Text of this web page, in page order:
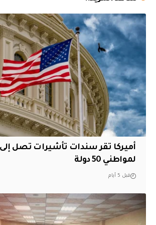
لمواطني 50 دولة
قبل 5 أيام